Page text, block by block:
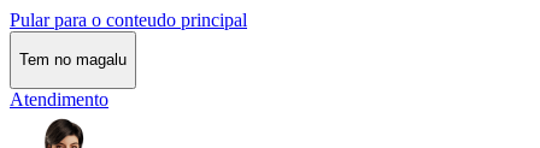
Pular para o conteudo principal
Tem no magalu
Atendimento